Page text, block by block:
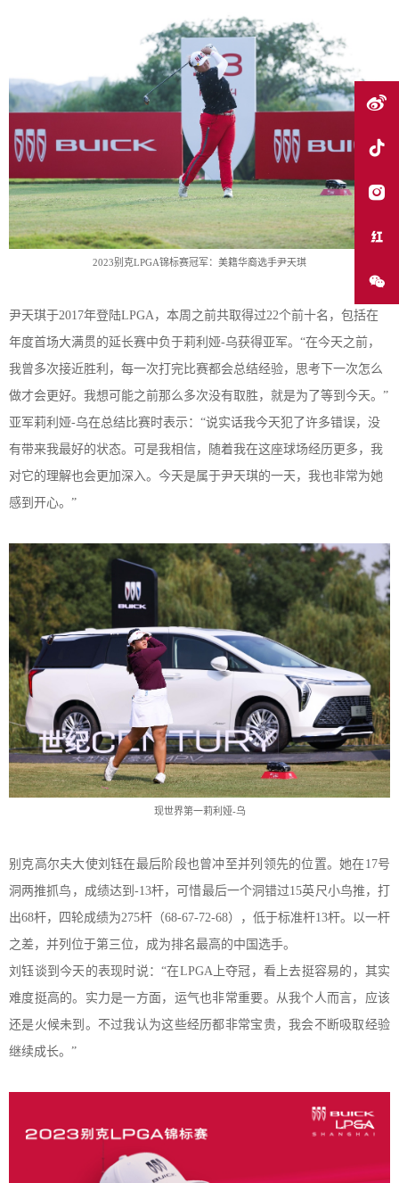
2023别克LPGA锦标赛冠军：美籍华裔选手尹天琪
尹天琪于2017年登陆LPGA ， 本周之前共取得过22个前十名，包括在
年度首场大满贯的延长赛中负于莉利娅-乌获得亚军。“在今天之前，
我曾多次接近胜利，每一次打完比赛都会总结经验， 思考下一次怎么
做才会更好。 我想可能之前那么多次没有取胜，就是为了等到 今天。 ”
亚军莉利娅-乌在总结比赛时表示： “说实话我今天犯了许多错误， 没
有带来我最好的状态。 可是我相信， 随着我在这座球场经历更多 ，我
对它的理解也会更加深入。今天是属于尹天琪的一天 ，我也非常为她
感到开心。 ”
现世界第一莉利娅-乌
别克高尔夫大使刘钰在最后阶段也曾冲至并列领先的位置。她在 17号
洞两推抓鸟，成绩达到-13杆，可惜最后一个洞错过15英尺小鸟推，打
出68杆，四轮成绩为275杆（68-67-72-68），低于标准杆13杆。 以一杆
之差，并列位于第三位 ， 成为排名最高的中国选手。
刘钰谈到今天的表现时说： “在LPGA上夺冠，看上去挺容易的，其实
难度挺高的。实力是一方面，运气也非常重要。从我个人而言，应该
还是火候未到。 不过我认为这些经历都非常宝贵，我会不断吸取经验
继续成长。 ”